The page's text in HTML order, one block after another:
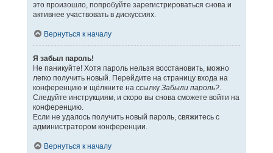
это произошло, попробуйте зарегистрироваться снова и
активнее участвовать в дискуссиях.
Вернуться к началу
Я забыл пароль!
Не паникуйте! Хотя пароль нельзя восстановить, можно
легко получить новый. Перейдите на страницу входа на
конференцию и щёлкните на ссылку Забыли пароль?.
Следуйте инструкциям, и скоро вы снова сможете войти на
конференцию.
Если не удалось получить новый пароль, свяжитесь с
администратором конференции.
Вернуться к началу